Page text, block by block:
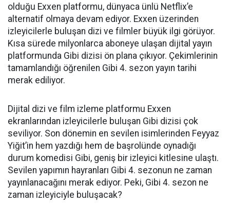
olduğu Exxen platformu, dünyaca ünlü Netflix’e
alternatif olmaya devam ediyor. Exxen üzerinden
izleyicilerle buluşan dizi ve filmler büyük ilgi görüyor.
Kısa sürede milyonlarca aboneye ulaşan dijital yayın
platformunda Gibi dizisi ön plana çıkıyor. Çekimlerinin
tamamlandığı öğrenilen Gibi 4. sezon yayın tarihi
merak ediliyor.
Dijital dizi ve film izleme platformu Exxen
ekranlarından izleyicilerle buluşan Gibi dizisi çok
seviliyor. Son dönemin en sevilen isimlerinden Feyyaz
Yiğit’in hem yazdığı hem de başrolünde oynadığı
durum komedisi Gibi, geniş bir izleyici kitlesine ulaştı.
Sevilen yapımın hayranları Gibi 4. sezonun ne zaman
yayınlanacağını merak ediyor. Peki, Gibi 4. sezon ne
zaman izleyiciyle buluşacak?